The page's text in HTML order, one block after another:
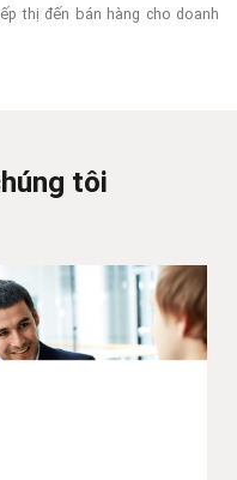
thị đến bán hàng cho doanh
tôi